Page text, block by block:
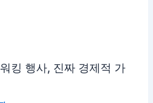
킹 행사, 진짜 경제적 가